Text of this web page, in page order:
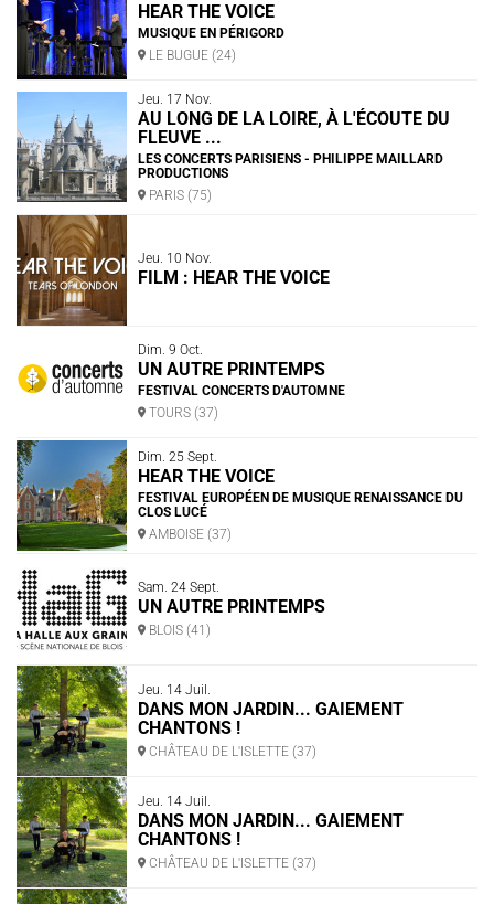
HEAR THE VOICE
MUSIQUE EN PÉRIGORD
LE BUGUE (24)
Jeu. 17 Nov.
AU LONG DE LA LOIRE, À L'ÉCOUTE DU
FLEUVE ...
LES CONCERTS PARISIENS - PHILIPPE MAILLARD
PRODUCTIONS
PARIS (75)
Jeu. 10 Nov.
FILM : HEAR THE VOICE
Dim. 9 Oct.
UN AUTRE PRINTEMPS
FESTIVAL CONCERTS D'AUTOMNE
TOURS (37)
Dim. 25 Sept.
HEAR THE VOICE
FESTIVAL EUROPÉEN DE MUSIQUE RENAISSANCE DU
CLOS LUCÉ
AMBOISE (37)
Sam. 24 Sept.
UN AUTRE PRINTEMPS
BLOIS (41)
Jeu. 14 Juil.
DANS MON JARDIN... GAIEMENT
CHANTONS !
CHÂTEAU DE L'ISLETTE (37)
Jeu. 14 Juil.
DANS MON JARDIN... GAIEMENT
CHANTONS !
CHÂTEAU DE L'ISLETTE (37)